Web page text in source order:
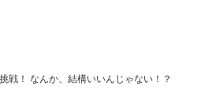
戦！ なんか、結構いいんじゃない！？